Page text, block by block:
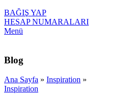
BAĞIŞ YAP
HESAP NUMARALARI
Menü
Blog
Ana Sayfa » Inspiration »
Inspiration